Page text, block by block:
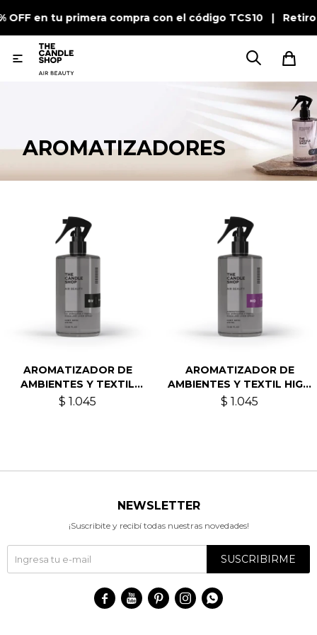
en tu primera compra con el código TCS10 |

AROMATIZADORES
AROMATIZADOR DE
AMBIENTES Y TEXTIL
BLACK VETIVER
$ 1.045
AROMATIZADOR DE
AMBIENTES Y TEXTIL HIGO
DE ORIENTE
$ 1.045
NEWSLETTER
¡Suscribite y recibí todas nuestras novedades!
SUSCRIBIRME
    